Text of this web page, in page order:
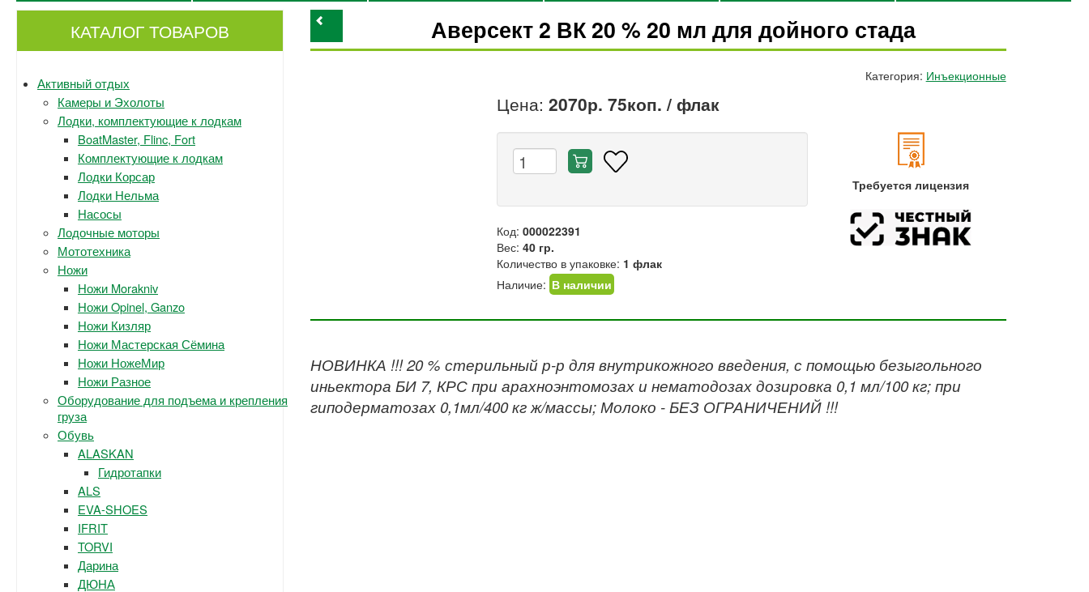
КАТАЛОГ ТОВАРОВ
Активный отдых
Камеры и Эхолоты
Лодки, комплектующие к лодкам
BoatMaster, Flinc, Fort
Комплектующие к лодкам
Лодки Корсар
Лодки Нельма
Насосы
Лодочные моторы
Мототехника
Ножи
Ножи Morakniv
Ножи Opinel, Ganzo
Ножи Кизляр
Ножи Мастерская Сёмина
Ножи НожеМир
Ножи Разное
Оборудование для подъема и крепления
груза
Обувь
ALASKAN
Гидротапки
ALS
EVA-SHOES
IFRIT
TORVI
Дарина
ДЮНА
Аверсект 2 ВК 20 % 20 мл для дойного стада
Категория: Инъекционные
Цена:2070р. 75коп. / флак
Код:000022391
Вес:40 гр.
Количество в упаковке: 1 флак
Наличие: В наличии
Требуется лицензия
НОВИНКА !!! 20 % стерильный р-р для внутрикожного введения, с помощью безыгольного
иньектора БИ 7, КРС при арахноэнтомозах и нематодозах дозировка 0,1 мл/100 кг; при
гиподерматозах 0,1мл/400 кг ж/массы; Молоко - БЕЗ ОГРАНИЧЕНИЙ !!!